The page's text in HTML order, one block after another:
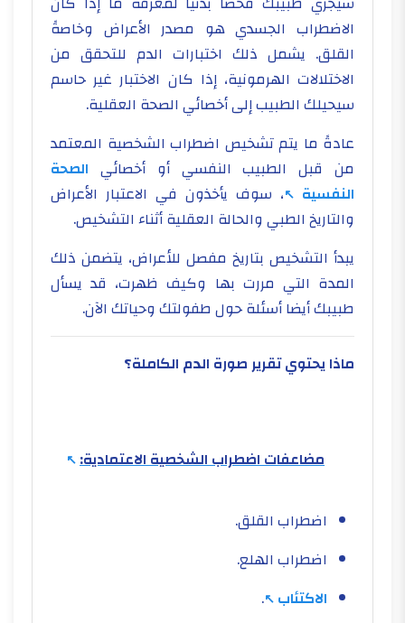
الاضطراب الجسدي هو مصدر الأعراض وخاصةً
القلق. يشمل ذلك اختبارات الدم للتحقق من
الاختلالات الهرمونية، إذا كان الاختبار غير حاسم
سيحيلك الطبيب إلى أخصائي الصحة العقلية.
عادةً ما يتم تشخيص اضطراب الشخصية المعتمد
من قبل الطبيب النفسي أو أخصائي الصحة
النفسية
، سوف يأخذون في الاعتبار الأعراض
والتاريخ الطبي والحالة العقلية أثناء التشخيص.
يبدأ التشخيص بتاريخ مفصل للأعراض، يتضمن ذلك
المدة التي مررت بها وكيف ظهرت، قد يسأل
طبيبك أيضا أسئلة حول طفولتك وحياتك الآن.
ماذا يحتوي تقرير صورة الدم الكاملة؟
مضاعفات اضطراب الشخصية الاعتمادية:
اضطراب القلق.
اضطراب الهلع.
الاكتئاب .